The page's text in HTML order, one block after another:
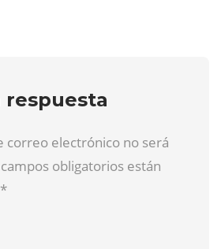
respuesta
correo electrónico no será
obligatorios están
*